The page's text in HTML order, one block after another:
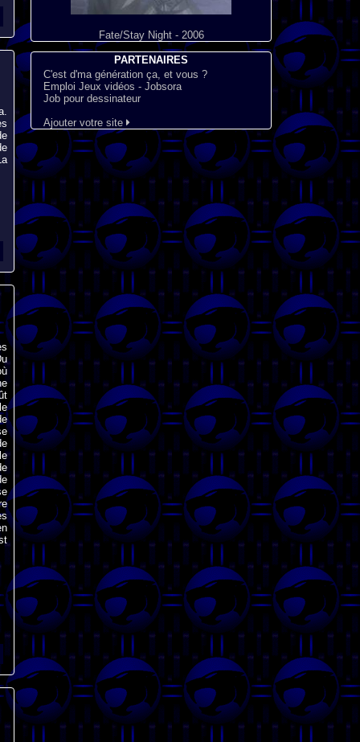
Fate/Stay Night - 2006
PARTENAIRES
C'est d'ma génération ça, et vous ?
Emploi Jeux vidéos - Jobsora
Job pour dessinateur
Ajouter votre site